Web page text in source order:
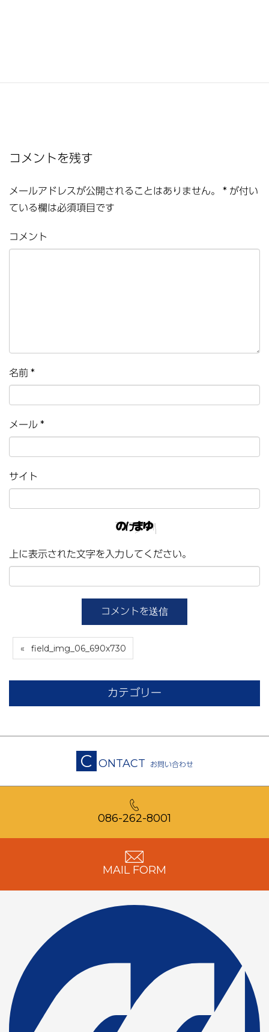
コメントを残す
メールアドレスが公開されることはありません。 * が付い
ている欄は必須項目です
コメント
名前 *
メール *
サイト
上に表示された文字を入力してください。
field_img_06_690x730
カテゴリー
C ONTACT お問い合わせ
086-262-8001
MAIL FORM